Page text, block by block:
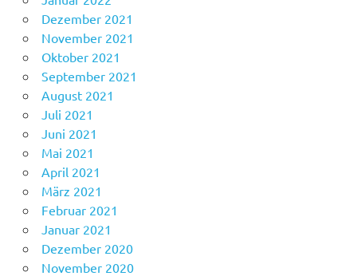
Dezember 2021
November 2021
Oktober 2021
September 2021
August 2021
Juli 2021
Juni 2021
Mai 2021
April 2021
März 2021
Februar 2021
Januar 2021
Dezember 2020
November 2020